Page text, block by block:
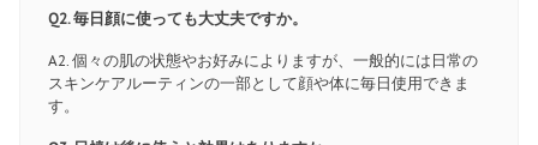
Q2. 毎日顔に使っても大丈夫ですか。
A2. 個々の肌の状態やお好みによりますが、一般的には日常の
スキンケアルーティンの一部として顔や体に毎日使用できま
す。